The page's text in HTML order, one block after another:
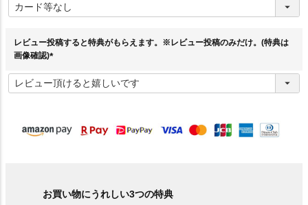
必
須
レビュー投稿すると特典がもらえます。※レビュー投稿のみだけ。(特典は
画像確認)
必
須
お買い物にうれしい3つの特典